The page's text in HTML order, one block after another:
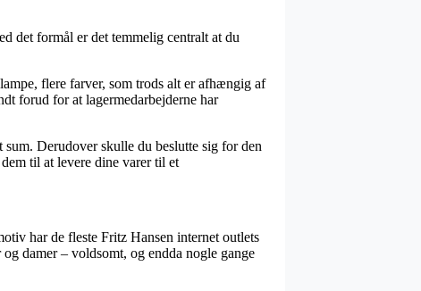
det formål er det temmelig centralt at du
flere farver, som trods alt er afhængig af
forud for at lagermedarbejderne har
Derudover skulle du beslutte sig for den
til at levere dine varer til et
har de fleste Fritz Hansen internet outlets
damer – voldsomt, og endda nogle gange